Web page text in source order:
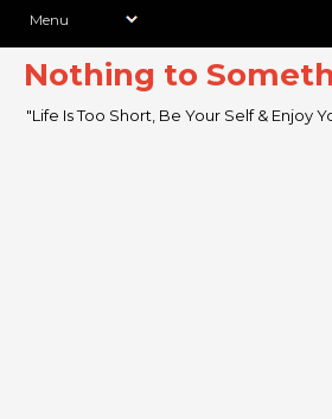
Nothing to
"Life Is Too Short, Be Your Self & Enjoy